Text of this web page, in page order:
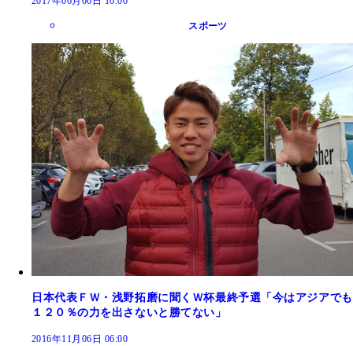
スポーツ
日本代表ＦＷ・浅野拓磨に聞くＷ杯最終予選「今はアジアでも
１２０％の力を出さないと勝てない」
2016年11月06日 06:00